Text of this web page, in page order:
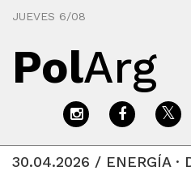
JUEVES 6/08
PolArg
30.04.2026 / ENERGÍA ·